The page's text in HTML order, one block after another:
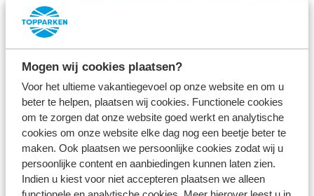
Mogen wij cookies plaatsen?
Voor het ultieme vakantiegevoel op onze website en om u
beter te helpen, plaatsen wij cookies. Functionele cookies
om te zorgen dat onze website goed werkt en analytische
cookies om onze website elke dag nog een beetje beter te
maken. Ook plaatsen we persoonlijke cookies zodat wij u
persoonlijke content en aanbiedingen kunnen laten zien.
Indien u kiest voor niet accepteren plaatsen we alleen
Park Westerkogge